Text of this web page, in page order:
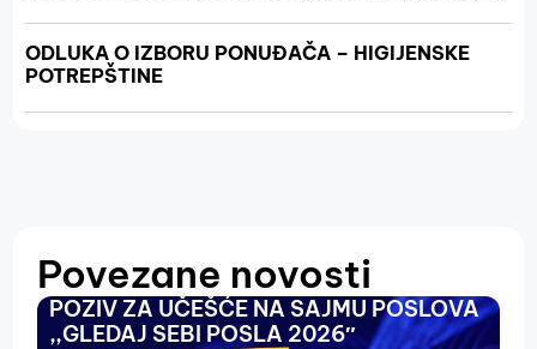
ODLUKA O IZBORU PONUĐAČA – HIGIJENSKE
POTREPŠTINE
Povezane novosti
POZIV ZA UČEŠĆE NA SAJMU POSLOVA
,,GLEDAJ SEBI POSLA 2026″